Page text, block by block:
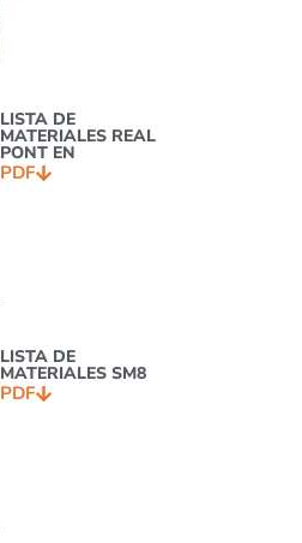
LISTA DE
MATERIALES REAL
PONT EN
PDF
LISTA DE
MATERIALES SM8
PDF